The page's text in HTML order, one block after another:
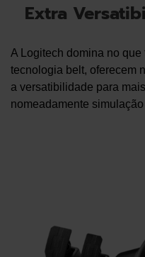
Extra
A Logitech domina no
tecnologia belt, oferecem
a versatibilidade para
nomeadamente